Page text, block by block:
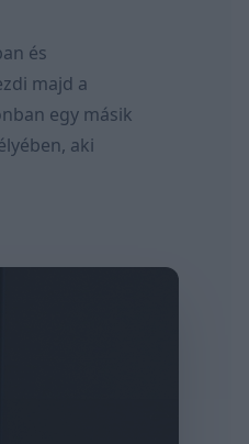
és
majd a
egy másik
aki